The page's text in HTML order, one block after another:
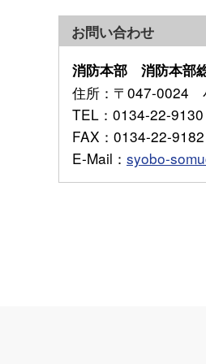
お問い合わせ
消防本部 消防本部
住所 ：〒047-0024
TEL ：0134-22-9130
FAX ：0134-22-9182
E-Mail ： syobo-